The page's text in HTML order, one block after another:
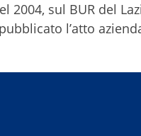
2004, sul BUR del
l’atto